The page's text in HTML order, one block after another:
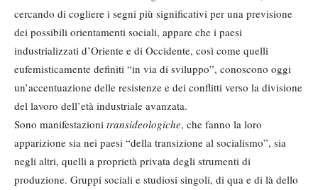
cercando di cogliere i segni più significativi per una previsione
dei possibili orientamenti sociali, appare che i paesi
industrializzati d’Oriente e di Occidente, così come quelli
eufemisticamente definiti “in via di sviluppo”, conoscono oggi
un’accentuazione delle resistenze e dei conflitti verso la divisione
del lavoro dell’età industriale avanzata.
Sono manifestazioni transideologiche, che fanno la loro
apparizione sia nei paesi “della transizione al socialismo”, sia
negli altri, quelli a proprietà privata degli strumenti di
produzione. Gruppi sociali e studiosi singoli, di qua e di là dello